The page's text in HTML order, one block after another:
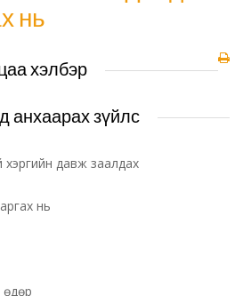
нь
хэлбэр
анхаарах зүйлс
давж заалдах
нь